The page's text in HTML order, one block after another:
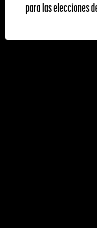
para las elecciones